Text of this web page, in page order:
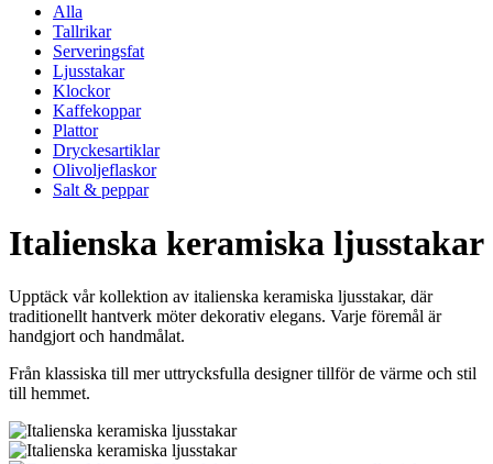
Alla
Tallrikar
Serveringsfat
Ljusstakar
Klockor
Kaffekoppar
Plattor
Dryckesartiklar
Olivoljeflaskor
Salt & peppar
Italienska keramiska ljusstakar
Upptäck vår kollektion av italienska keramiska ljusstakar, där
traditionellt hantverk möter dekorativ elegans. Varje föremål är
handgjort och handmålat.
Från klassiska till mer uttrycksfulla designer tillför de värme och stil
till hemmet.